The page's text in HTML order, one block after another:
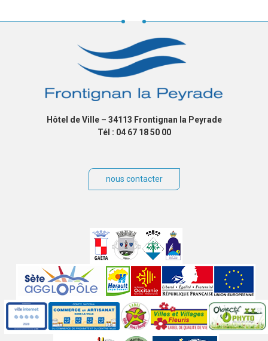
Hôtel de Ville – 34113 Frontignan la Peyrade
Tél : 04 67 18 50 00
nous contacter
partenaires
Labels